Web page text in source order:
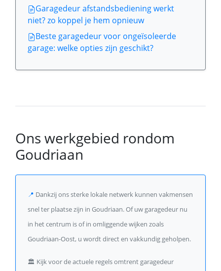
Garagedeur afstandsbediening werkt
niet? zo koppel je hem opnieuw
Beste garagedeur voor ongeïsoleerde
garage: welke opties zijn geschikt?
Ons werkgebied rondom
Goudriaan
📍 Dankzij ons sterke lokale netwerk kunnen vakmensen
snel ter plaatse zijn in Goudriaan. Of uw garagedeur nu
in het centrum is of in omliggende wijken zoals
Goudriaan-Oost, u wordt direct en vakkundig geholpen.
🏛️ Kijk voor de actuele regels omtrent garagedeur